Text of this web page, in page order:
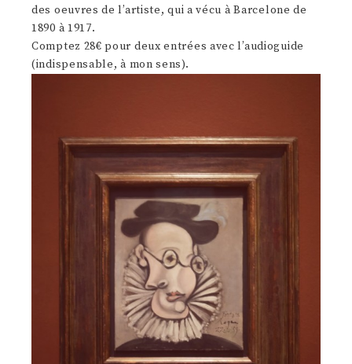
des oeuvres de l’artiste, qui a vécu à Barcelone de
1890 à 1917.
Comptez 28€ pour deux entrées avec l’audioguide
(indispensable, à mon sens).